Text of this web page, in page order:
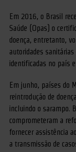
Em 2016, o Brasil
Saúde (Opas) o
doença, entretanto,
autoridades
identificadas no país
Em junho, países do
reintrodução de
incluindo o sarampo.
comprometeram a
fornecer assistência
a transmissão de